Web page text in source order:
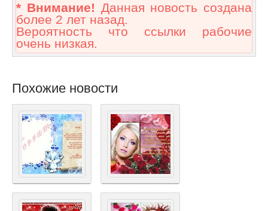
* Внимание! Данная новость создана
более 2 лет назад.
Вероятность что ссылки рабочие
очень низкая.
Похожие новости